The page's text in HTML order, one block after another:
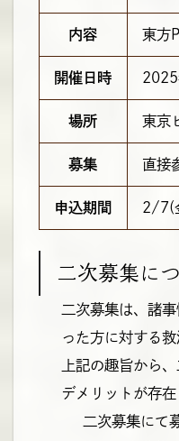
内容 東方
開催日時
場所 東京
募集 直接
申込期間 2/7(
二次募集に
二次募集は、諸
った方に対する救
上記の趣旨から
デメリットが存在
二次募集にて